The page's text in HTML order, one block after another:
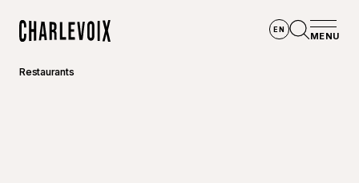
EN
MENU
Restaurants